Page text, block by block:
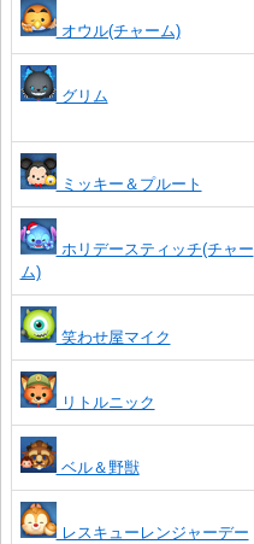
オウル(チャーム)
グリム
ミッキー＆プルート
ホリデースティッチ(チャー
ム)
笑わせ屋マイク
リトルニック
ベル＆野獣
レスキューレンジャーデー